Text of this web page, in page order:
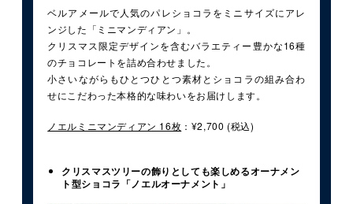
ベルアメールで人気のパレショコラをミニサイズにアレ
ンジした「ミニマンディアン」。
クリスマス限定デザインを含むバラエティー豊かな16種
のチョコレートを詰め合わせました。
小さいながらもひとつひとつ素材とショコラの組み合わ
せにこだわった本格的な味わいをお届けします。
ノエルミニマンディアン 16枚 ：¥2,700 (税込)
クリスマスツリーの飾りとしても楽しめるオーナメン
ト型ショコラ「ノエルオーナメント」